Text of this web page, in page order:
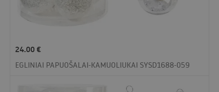
24.00€
EGLINIAI PAPUOŠALAI-KAMUOLIUKAI SYSD1688-059